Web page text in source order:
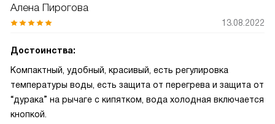
Алена Пирогова
13.08.2022
Достоинства:
Компактный, удобный, красивый, есть регулировка
температуры воды, есть защита от перегрева и защита от
“дурака” на рычаге с кипятком, вода холодная включается
кнопкой.